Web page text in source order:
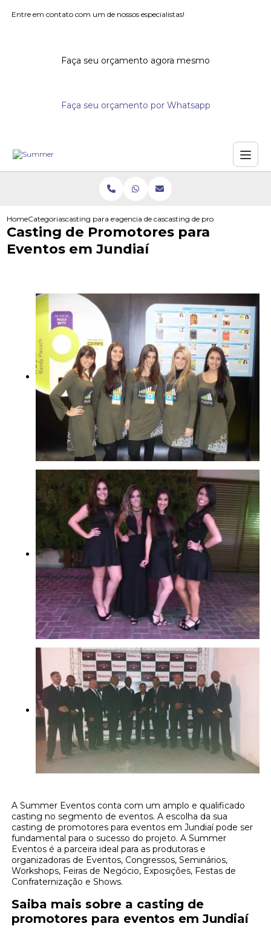
Entre em contato com um de nossos especialistas!
Faça seu orçamento agora mesmo
Faça seu orçamento por Whatsapp
HomeCategoriascasting para eventosagencia de casting para eventos
casting de promotores para
Casting de Promotores para
Eventos em Jundiaí
A Summer Eventos conta com um amplo e qualificado
casting no segmento de eventos. A escolha da sua
casting de promotores para eventos em Jundiaí pode ser
fundamental para o sucesso do projeto. A Summer
Eventos é a parceira ideal para as produtoras e
organizadoras de Eventos, Congressos, Seminários,
Workshops, Feiras de Negócio, Exposições, Festas de
Confraternização e Shows.
Saiba mais sobre a casting de
promotores para eventos em Jundiaí